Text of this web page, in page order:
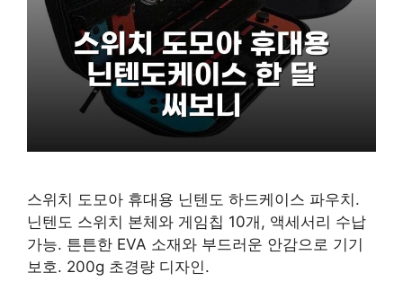
스위치 도모아 휴대용 닌텐도 하드케이스 파우치.
닌텐도 스위치 본체와 게임칩 10개, 액세서리 수납
가능. 튼튼한 EVA 소재와 부드러운 안감으로 기기
보호. 200g 초경량 디자인.